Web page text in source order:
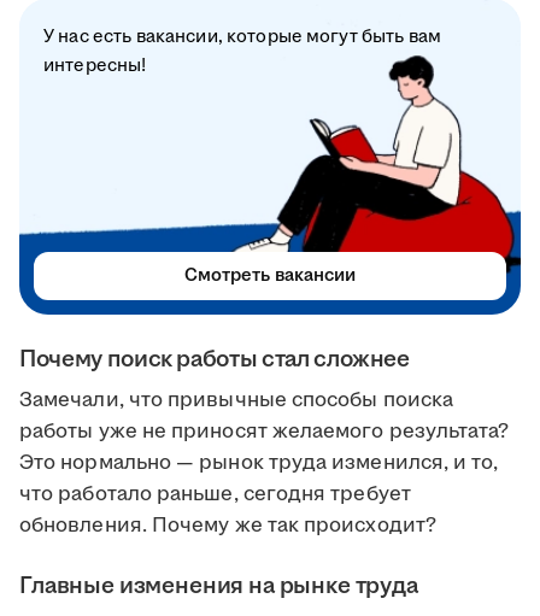
Почему поиск работы стал сложнее
Замечали, что привычные способы поиска
работы уже не приносят желаемого результата?
Это нормально — рынок труда изменился, и то,
что работало раньше, сегодня требует
обновления. Почему же так происходит?
Главные изменения на рынке труда
У нас есть вакансии, которые могут быть вам
интересны!
Смотреть вакансии